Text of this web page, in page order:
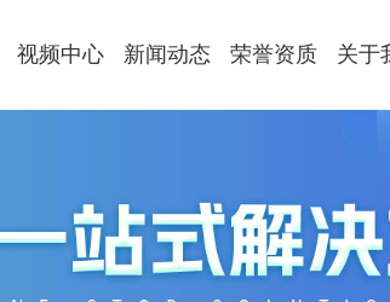
视频中心 新闻动态 荣誉资质 关于